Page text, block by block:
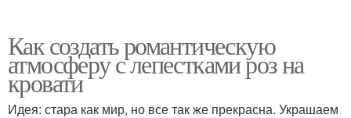
Как создать романтическую
атмосферу с лепестками роз на
кровати
Идея: стара как мир, но все так же прекрасна. Украшаем